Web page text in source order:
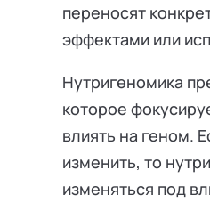
переносят
эффектами или
Нутригеномика
которое
влиять на геном.
изменить, то
изменяться под